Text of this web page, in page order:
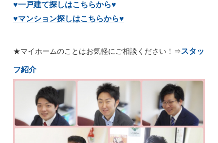
♥一戸建て探しはこちらから♥
♥マンション探しはこちらから♥
★マイホームのことはお気軽にご相談ください！ ⇒スタッ
フ紹介